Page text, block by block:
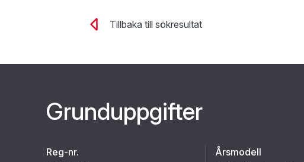
Tillbaka till sökresultat
Grunduppgifter
Reg-nr.
Årsmodell